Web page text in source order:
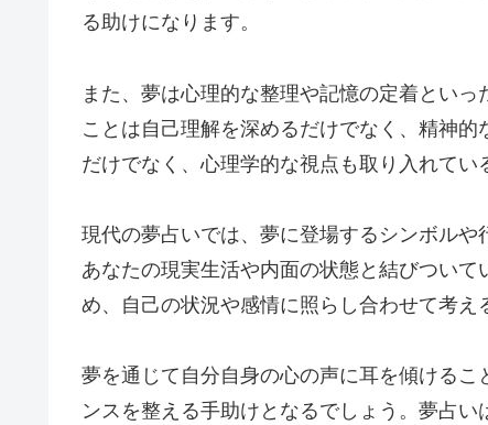
る助けになります。
また、夢は心理的な整理や記憶の定着とい
ことは自己理解を深めるだけでなく、精神
だけでなく、心理学的な視点も取り入れてい
現代の夢占いでは、夢に登場するシンボル
あなたの現実生活や内面の状態と結びつい
め、自己の状況や感情に照らし合わせて考え
夢を通じて自分自身の心の声に耳を傾ける
ンスを整える手助けとなるでしょう。夢占